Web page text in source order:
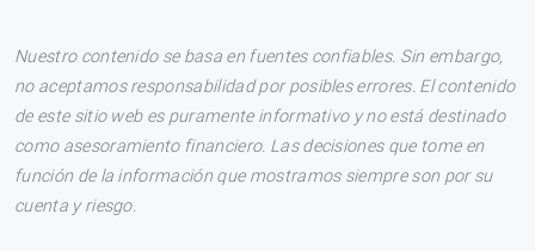
Nuestro contenido se basa en fuentes confiables. Sin embargo,
no aceptamos responsabilidad por posibles errores. El contenido
de este sitio web es puramente informativo y no está destinado
como asesoramiento financiero. Las decisiones que tome en
función de la información que mostramos siempre son por su
cuenta y riesgo.